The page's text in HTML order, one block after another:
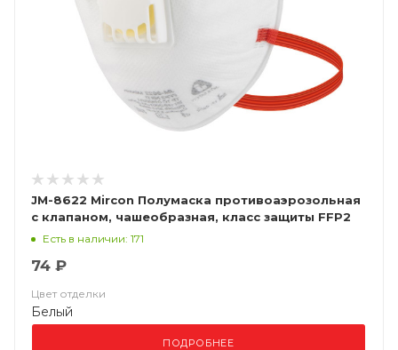
JM-8622 Mircon Полумаска противоаэрозольная
с клапаном, чашеобразная, класс защиты FFP2
NR D, в упаковке 10 шт
Есть в наличии: 171
74 ₽
Цвет отделки
Белый
ПОДРОБНЕЕ